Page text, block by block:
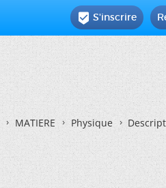
 S'inscrire
MATIERE Physique